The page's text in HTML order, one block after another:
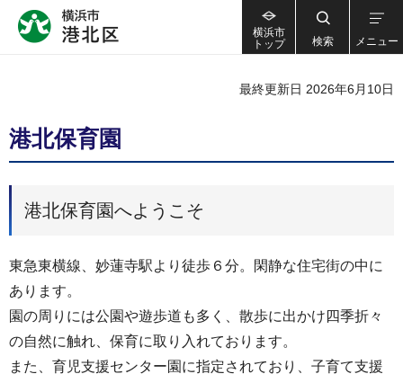
横浜市
トップ
検索 メニュー
最終更新日 2026年6月10日
港北保育園
港北保育園へようこそ
東急東横線、妙蓮寺駅より徒歩６分。閑静な住宅街の中に
あります。
園の周りには公園や遊歩道も多く、散歩に出かけ四季折々
の自然に触れ、保育に取り入れております。
また、育児支援センター園に指定されており、子育て支援